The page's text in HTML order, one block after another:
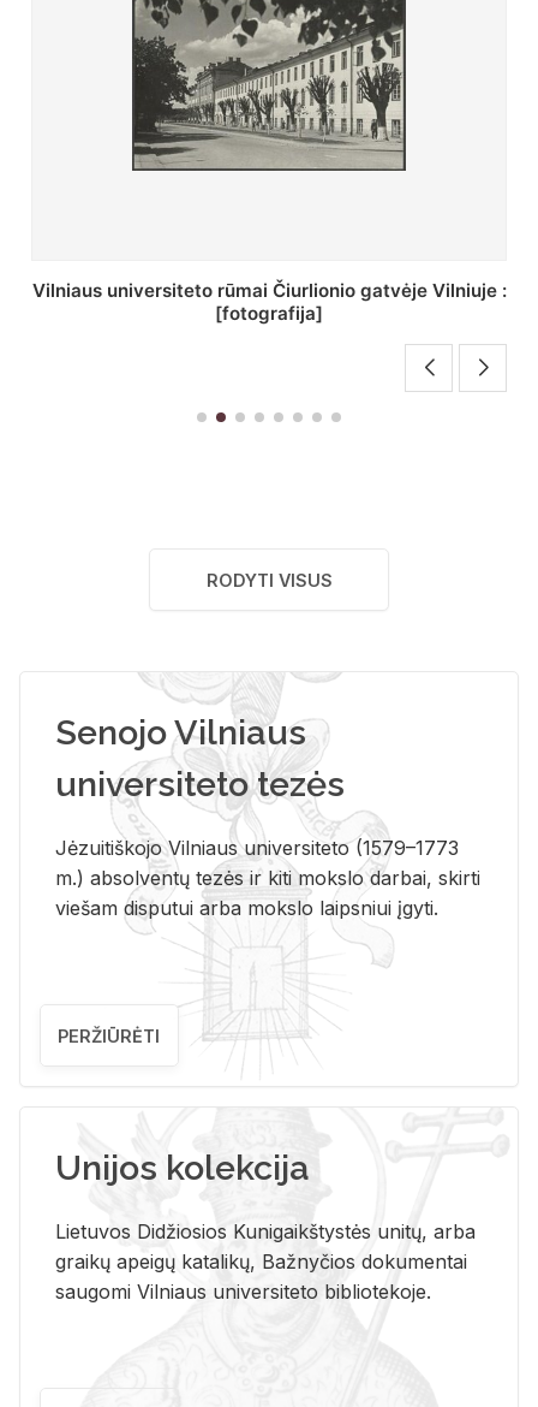
St. Batoro universiteto J. Pilsudskio kolegija :
[fotografija]
RODYTI VISUS
Senojo Vilniaus
universiteto tezės
Jėzuitiškojo Vilniaus universiteto (1579–1773
m.) absolventų tezės ir kiti mokslo darbai, skirti
viešam disputui arba mokslo laipsniui įgyti.
PERŽIŪRĖTI
Unijos kolekcija
Lietuvos Didžiosios Kunigaikštystės unitų, arba
graikų apeigų katalikų, Bažnyčios dokumentai
saugomi Vilniaus universiteto bibliotekoje.